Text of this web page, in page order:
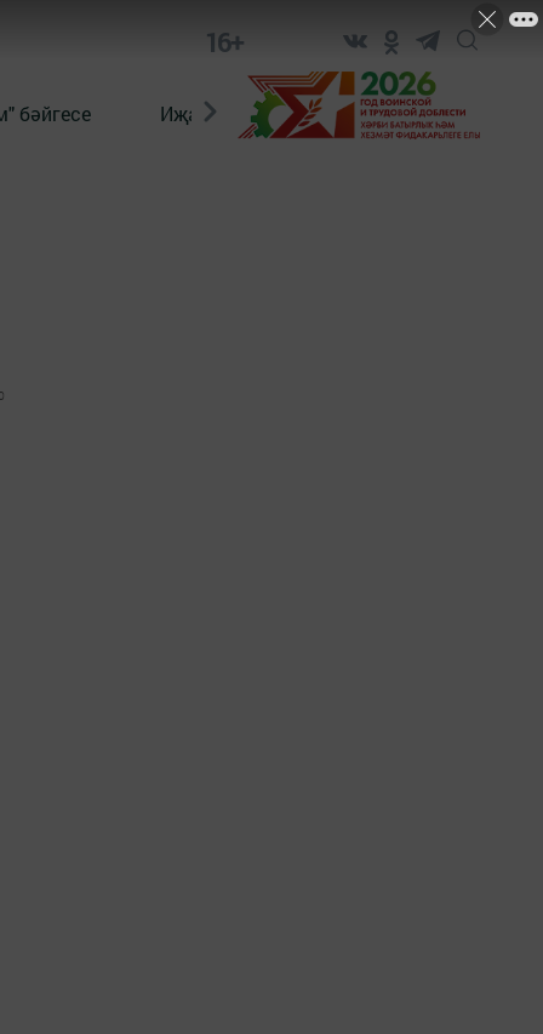
16+
бәйгесе Иҗат Реклама Онлайн